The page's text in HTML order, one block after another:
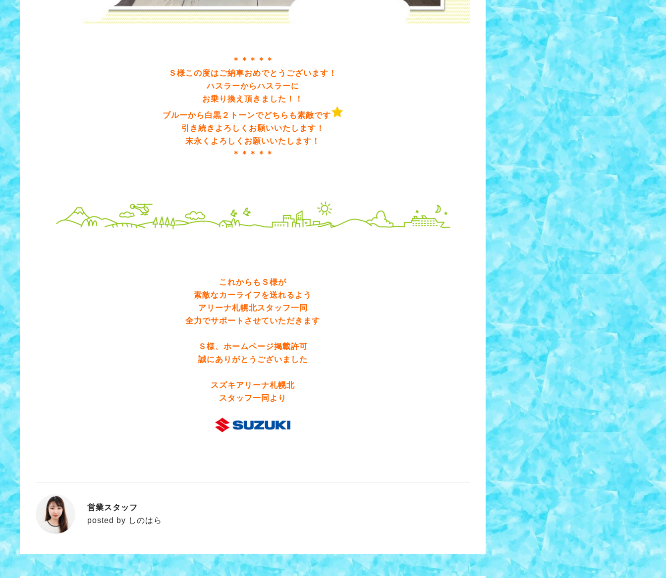
＊＊＊＊＊
Ｓ様この度はご納車おめでとうございます！
ハスラーからハスラーに
お乗り換え頂きました！！
ブルーから白黒２トーンでどちらも素敵です
引き続きよろしくお願いいたします！
末永くよろしくお願いいたします！
＊＊＊＊＊
これからもＳ様が
素敵なカーライフを送れるよう
アリーナ札幌北スタッフ一同
全力でサポートさせていただきます
Ｓ様、ホームページ掲載許可
誠にありがとうございました
スズキアリーナ札幌北
スタッフ一同より
しのはら
営業スタッフ
posted by しのはら